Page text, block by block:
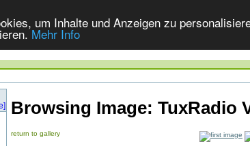
um Inhalte und Anzeigen zu
Mehr Info
Browsing Image: TuxRadio
return to gallery